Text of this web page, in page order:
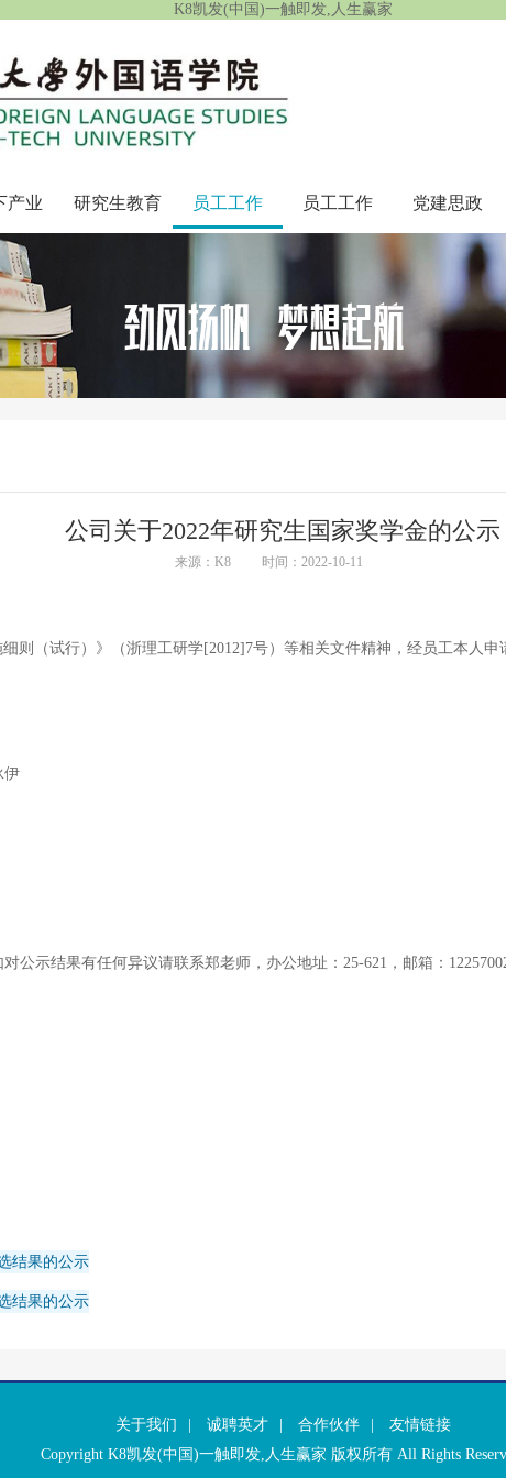
K8凯发(中国)一触即发,人生赢家
产业 研究生教育 员工工作 员工工作 党建思政
公司关于2022年研究生国家奖学金的公示
来源：K8 时间：2022-10-11
则（试行）》（浙理工研学[2012]7号）等相关文件精神，经员工本人
伊
公示结果有任何异议请联系郑老师，办公地址：25-621，邮箱：
结果的公示
结果的公示
关于我们 诚聘英才 合作伙伴
友情链接
Copyright K8凯发(中国)一触即发,人生赢家 版权所有 All Rights